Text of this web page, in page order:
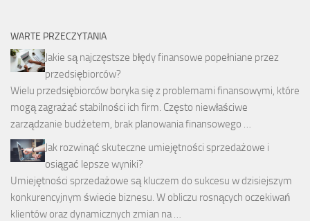
WARTE PRZECZYTANIA
Jakie są najczęstsze błędy finansowe popełniane przez
przedsiębiorców?
Wielu przedsiębiorców boryka się z problemami finansowymi, które
mogą zagrażać stabilności ich firm. Często niewłaściwe
zarządzanie budżetem, brak planowania finansowego …
Jak rozwinąć skuteczne umiejętności sprzedażowe i
osiągać lepsze wyniki?
Umiejętności sprzedażowe są kluczem do sukcesu w dzisiejszym
konkurencyjnym świecie biznesu. W obliczu rosnących oczekiwań
klientów oraz dynamicznych zmian na …